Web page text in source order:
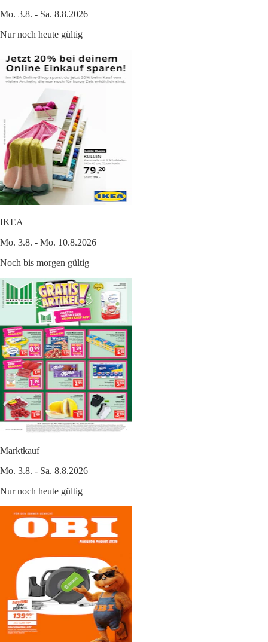
Mo. 3.8. - Sa. 8.8.2026
Nur noch heute gültig
IKEA
Mo. 3.8. - Mo. 10.8.2026
Noch bis morgen gültig
Marktkauf
Mo. 3.8. - Sa. 8.8.2026
Nur noch heute gültig